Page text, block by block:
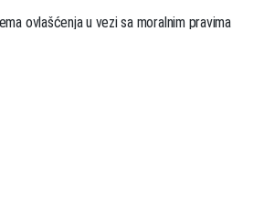
ovlašćenja u vezi sa moralnim pravima